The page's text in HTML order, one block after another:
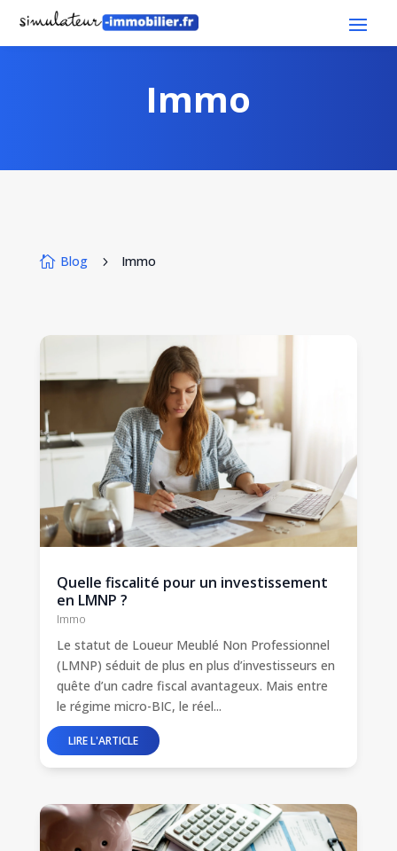
Immo
 Blog 5 Immo
Quelle fiscalité pour un investissement
en LMNP ?
Immo
Le statut de Loueur Meublé Non Professionnel
(LMNP) séduit de plus en plus d’investisseurs en
quête d’un cadre fiscal avantageux. Mais entre
le régime micro-BIC, le réel...